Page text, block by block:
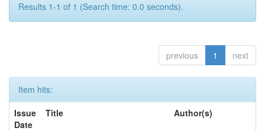
Results 1-1 of 1 (Search time: 0.0 seconds).
previous 1 next
Item hits:
Issue
Date
Title Author(s)